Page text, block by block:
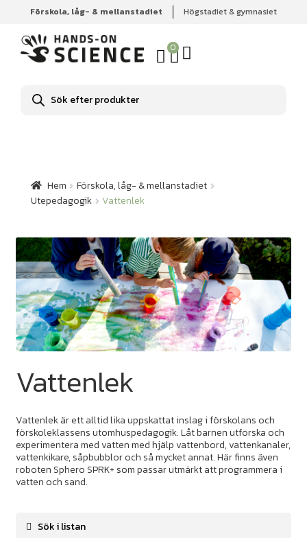
Förskola, låg- & mellanstadiet Högstadiet & gymnasiet
0
Produktsökning
Hem Förskola, låg- & mellanstadiet
Utepedagogik
Vattenlek
Hem
Förskola, låg- & mellanstadiet
Utepedagogik
Vattenlek
Vattenlek
Vattenlek är ett alltid lika uppskattat inslag i förskolans och
förskoleklassens utomhuspedagogik. Låt barnen utforska och
experimentera med vatten med hjälp vattenbord, vattenkanaler,
vattenkikare, såpbubblor och så mycket annat. Här finns även
roboten Sphero SPRK+ som passar utmärkt att programmera i
vatten och sand.